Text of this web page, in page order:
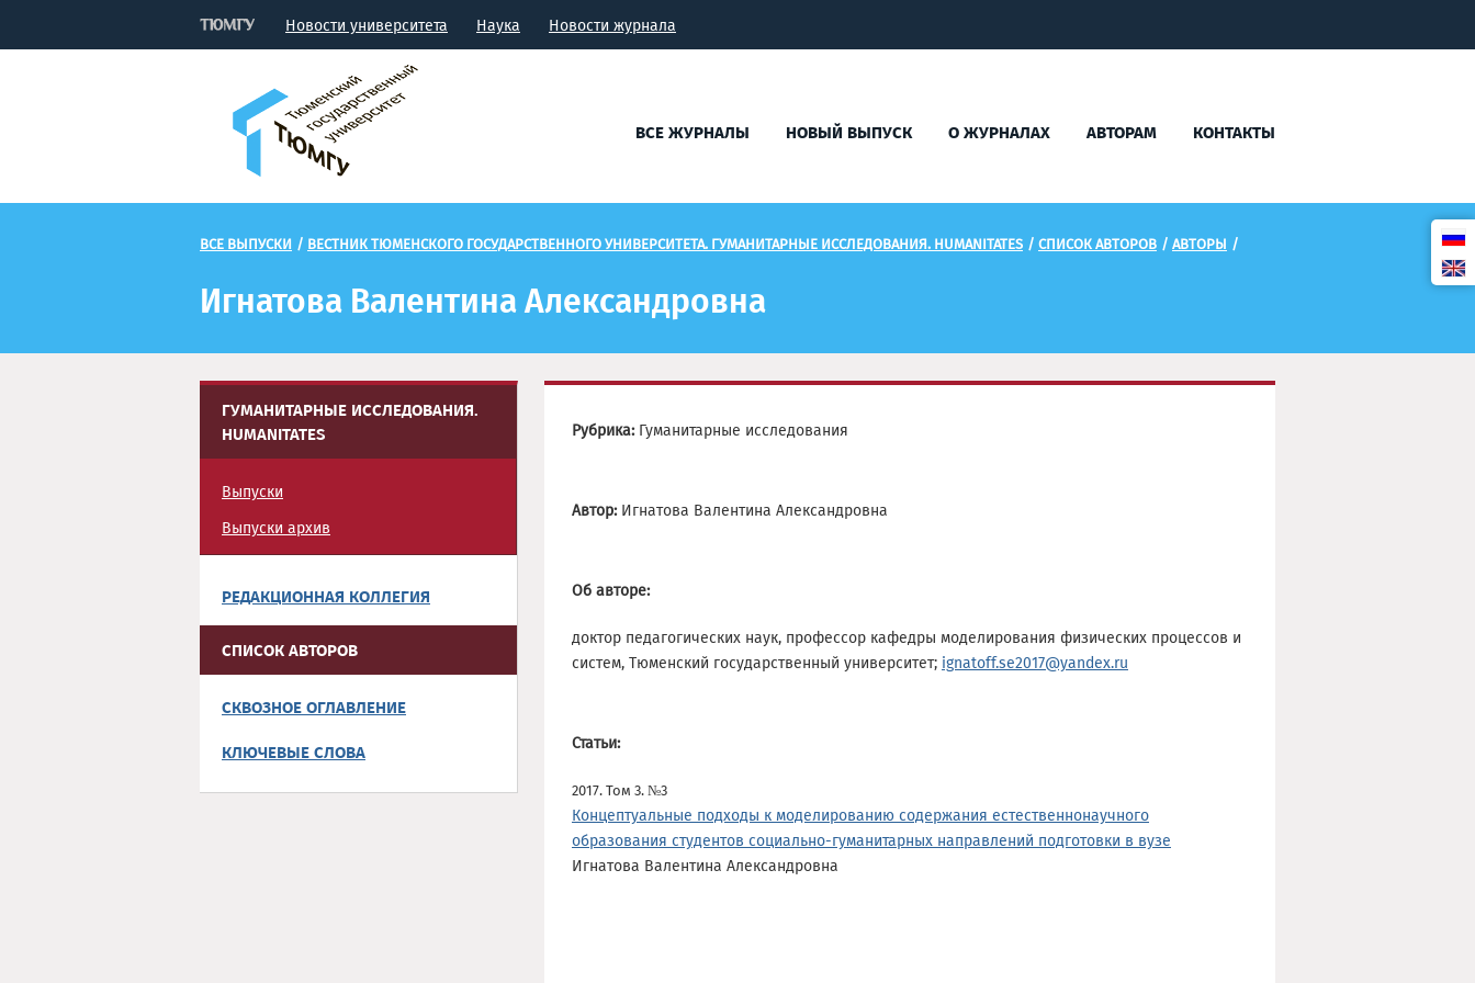
Новости университета Наука Новости журнала
ВСЕ ЖУРНАЛЫ НОВЫЙ ВЫПУСК О ЖУРНАЛАХ АВТОРАМ КОНТАКТЫ
ВСЕ ВЫПУСКИ / ВЕСТНИК ТЮМЕНСКОГО ГОСУДАРСТВЕННОГО УНИВЕРСИТЕТА. ГУМАНИТАРНЫЕ ИССЛЕДОВАНИЯ. HUMANITATES / СПИСОК АВТОРОВ / АВТОРЫ /
Игнатова Валентина Александровна
ГУМАНИТАРНЫЕ ИССЛЕДОВАНИЯ.
HUMANITATES
Выпуски
Выпуски архив
РЕДАКЦИОННАЯ КОЛЛЕГИЯ
СПИСОК АВТОРОВ
СКВОЗНОЕ ОГЛАВЛЕНИЕ
КЛЮЧЕВЫЕ СЛОВА
Рубрика:Гуманитарные исследования
Автор:Игнатова Валентина Александровна
Об авторе:
доктор педагогических наук, профессор кафедры моделирования физических процессов и
систем, Тюменский государственный университет; ignatoff.se2017@yandex.ru
Статьи:
2017. Том 3. №3
Концептуальные подходы к моделированию содержания естественнонаучного
образования студентов социально-гуманитарных направлений подготовки в вузе
Игнатова Валентина Александровна